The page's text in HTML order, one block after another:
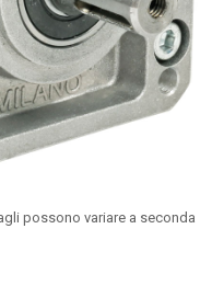
possono variare a seconda